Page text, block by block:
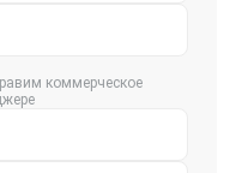
коммерческое